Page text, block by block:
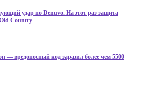
удар по Denuvo. На этот раз защита
Country
— вредоносный код заразил более чем 5500